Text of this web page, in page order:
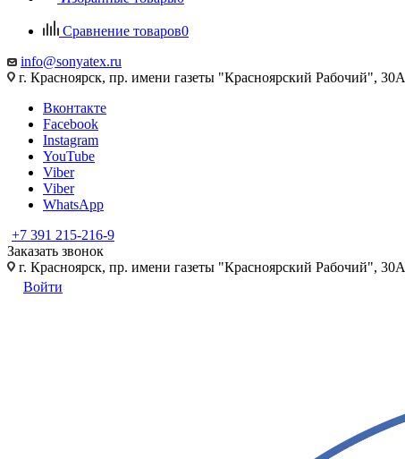
Сравнение товаров0
info@sonyatex.ru
г. Красноярск, пр. имени газеты "Красноярский Рабочий",
Вконтакте
Facebook
Instagram
YouTube
Viber
Viber
WhatsApp
+7 391 215-216-9
Заказать звонок
г. Красноярск, пр. имени газеты "Красноярский Рабочий",
Войти